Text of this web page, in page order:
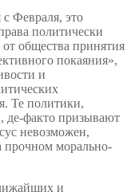
Февраля, это
политически
общества принятия
покаяния»,
и
Те политики,
де-факто призывают
невозможен,
прочном морально-
и